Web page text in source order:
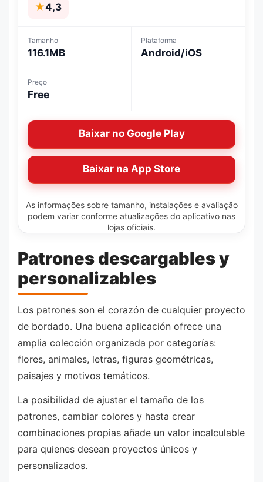
★4,3
Tamanho
116.1MB
Plataforma
Android/iOS
Preço
Free
Baixar no Google Play
Baixar na App Store
As informações sobre tamanho, instalações e avaliação
podem variar conforme atualizações do aplicativo nas
lojas oficiais.
Patrones descargables y
personalizables
Los patrones son el corazón de cualquier proyecto
de bordado. Una buena aplicación ofrece una
amplia colección organizada por categorías:
flores, animales, letras, figuras geométricas,
paisajes y motivos temáticos.
La posibilidad de ajustar el tamaño de los
patrones, cambiar colores y hasta crear
combinaciones propias añade un valor incalculable
para quienes desean proyectos únicos y
personalizados.